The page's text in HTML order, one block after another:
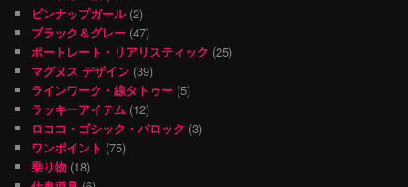
ピンナップガール(2)
ブラック＆グレー (47)
ポートレート・リアリスティック (25)
マグヌス デザイン (39)
ラインワーク・線タトゥー (5)
ラッキーアイテム (12)
ロココ・ゴシック・バロック (3)
ワンポイント (75)
乗り物 (18)